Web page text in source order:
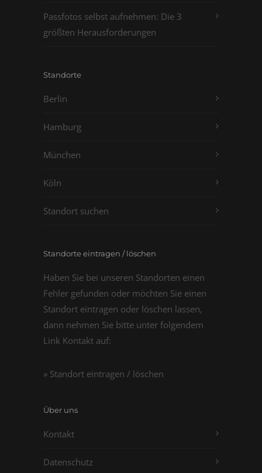
Passfotos selbst aufnehmen: Die 3
größten Herausforderungen
Standorte
Berlin
Hamburg
München
Köln
Standort suchen
Standorte eintragen / löschen
Haben Sie bei unseren Standorten einen
Fehler gefunden oder möchten Sie einen
Standort eintragen oder löschen lassen,
dann nehmen Sie bitte unter folgendem
Link Kontakt auf:
» Standort eintragen / löschen
Über uns
Kontakt
Datenschutz